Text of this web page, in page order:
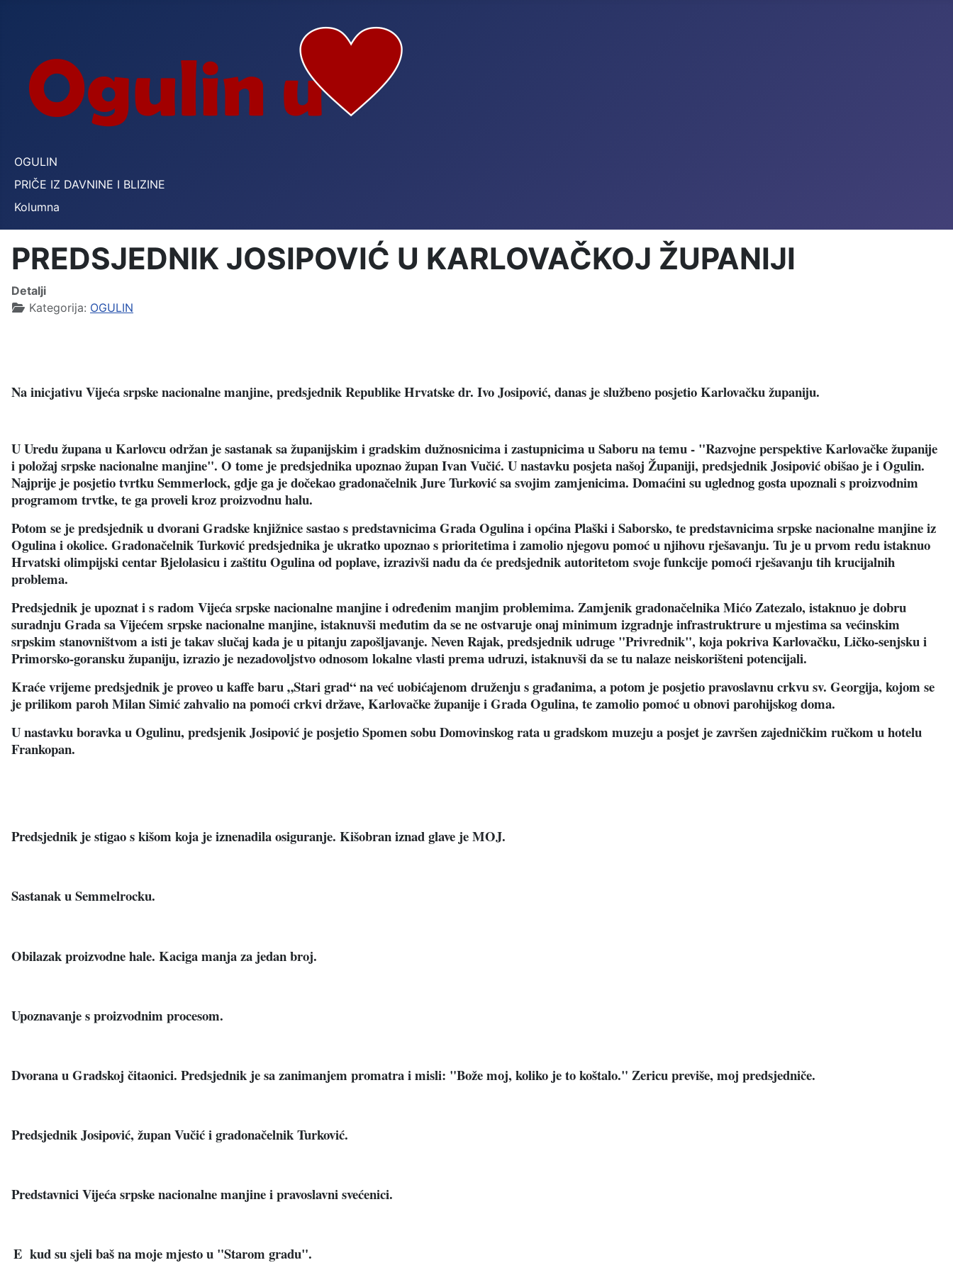
OGULIN
PRIČE IZ DAVNINE I BLIZINE
Kolumna
PREDSJEDNIK JOSIPOVIĆ U KARLOVAČKOJ ŽUPANIJI
Detalji
Kategorija: OGULIN
Na inicjativu Vijeća srpske nacionalne manjine, predsjednik Republike Hrvatske dr. Ivo Josipović, danas je službeno posjetio Karlovačku županiju.
U Uredu župana u Karlovcu održan je sastanak sa županijskim i gradskim dužnosnicima i zastupnicima u Saboru na temu - "Razvojne perspektive Karlovačke županije
i položaj srpske nacionalne manjine". O tome je predsjednika upoznao župan Ivan Vučić. U nastavku posjeta našoj Županiji, predsjednik Josipović obišao je i Ogulin.
Najprije je posjetio tvrtku Semmerlock, gdje ga je dočekao gradonačelnik Jure Turković sa svojim zamjenicima. Domaćini su uglednog gosta upoznali s proizvodnim
programom trvtke, te ga proveli kroz proizvodnu halu.
Potom se je predsjednik u dvorani Gradske knjižnice sastao s predstavnicima Grada Ogulina i općina Plaški i Saborsko, te predstavnicima srpske nacionalne manjine iz
Ogulina i okolice. Gradonačelnik Turković predsjednika je ukratko upoznao s prioritetima i zamolio njegovu pomoć u njihovu rješavanju. Tu je u prvom redu istaknuo
Hrvatski olimpijski centar Bjelolasicu i zaštitu Ogulina od poplave, izrazivši nadu da će predsjednik autoritetom svoje funkcije pomoći rješavanju tih krucijalnih
problema.
Predsjednik je upoznat i s radom Vijeća srpske nacionalne manjine i određenim manjim problemima. Zamjenik gradonačelnika Mićo Zatezalo, istaknuo je dobru
suradnju Grada sa Vijećem srpske nacionalne manjine, istaknuvši međutim da se ne ostvaruje onaj minimum izgradnje infrastruktrure u mjestima sa većinskim
srpskim stanovništvom a isti je takav slučaj kada je u pitanju zapošljavanje. Neven Rajak, predsjednik udruge "Privrednik", koja pokriva Karlovačku, Ličko-senjsku i
Primorsko-goransku županiju, izrazio je nezadovoljstvo odnosom lokalne vlasti prema udruzi, istaknuvši da se tu nalaze neiskorišteni potencijali.
Kraće vrijeme predsjednik je proveo u kaffe baru „Stari grad“ na već uobićajenom druženju s građanima, a potom je posjetio pravoslavnu crkvu sv. Georgija, kojom se
je prilikom paroh Milan Simić zahvalio na pomoći crkvi države, Karlovačke županije i Grada Ogulina, te zamolio pomoć u obnovi parohijskog doma.
U nastavku boravka u Ogulinu, predsjenik Josipović je posjetio Spomen sobu Domovinskog rata u gradskom muzeju a posjet je završen zajedničkim ručkom u hotelu
Frankopan.
Predsjednik je stigaos kišom koja je iznenadila osiguranje. Kišobran iznad glave je MOJ.
Sastanak u Semmelrocku.
Obilazak proizvodne hale. Kaciga manja za jedan broj.
Upoznavanje s proizvodnim procesom.
Dvorana u Gradskoj čitaonici. Predsjednik je sa zanimanjem promatra i misli: "Bože moj, koliko je to koštalo." Zericu previše, moj predsjedniče.
Predsjednik Josipović, župan Vučić i gradonačelnik Turković.
Predstavnici Vijeća srpske nacionalne manjine i pravoslavni svećenici.
E kud su sjeli baš na moje mjesto u "Starom gradu".